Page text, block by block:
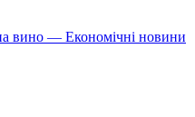
вино — Економічні новини